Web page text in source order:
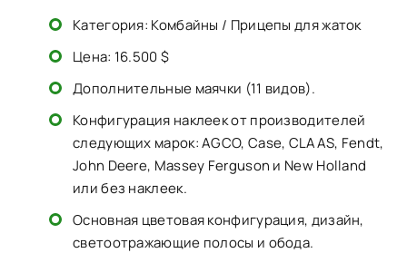
Категория: Комбайны / Прицепы для жаток
Цена: 16.500 $
Дополнительные маячки (11 видов).
Конфигурация наклеек от производителей
следующих марок: AGCO, Case, CLAAS, Fendt,
John Deere, Massey Ferguson и New Holland
или без наклеек.
Основная цветовая конфигурация, дизайн,
светоотражающие полосы и обода.